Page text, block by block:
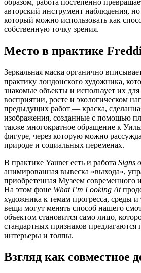
образом, работа постепенно
авторский инструмент наблюдения,
который можно использовать как
собственную точку зрения.
Место в практике
Зеркальная маска органично
практику лондонского художника,
знакомые объекты и использует их для
восприятии, росте и экологическом
предыдущих работ — краска,
изображения, созданные с помощью
также многократное обращение к
фигуре, через которую можно
природе и социальных переменах.
В практике Yauner есть и работа Signs
анимированная вывеска «выхода»,
приобретенная Музеем современного
На этом фоне What I’m Looking At
художника к темам прогресса, среды
вещи могут менять способ нашего
объектом становится само лицо,
стандартных признаков предлагаются
интерьеры и толпы.
Взгляд как совместное